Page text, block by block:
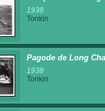
1938
Tonkin
Pagode de Long
1938
Tonkin